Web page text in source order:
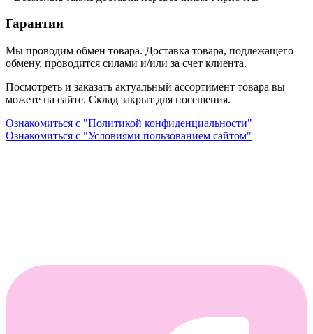
Гарантии
Мы проводим обмен товара. Доставка товара, подлежащего
обмену, проводится силами и/или за счет клиента.
Посмотреть и заказать актуальный ассортимент товара вы
можете на сайте. Склад закрыт для посещения.
Ознакомиться с "Политикой конфиденциальности"
Ознакомиться с "Условиями пользованием сайтом"